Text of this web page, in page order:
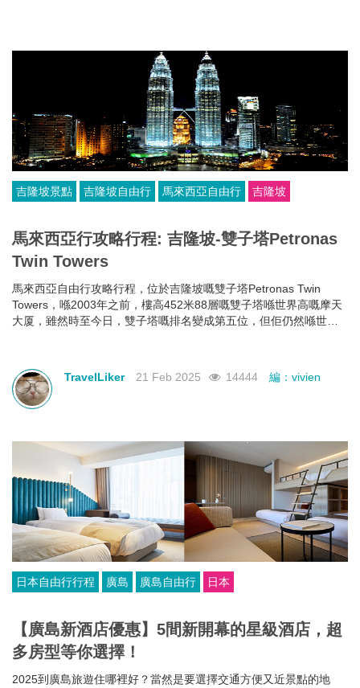
吉隆坡景點 吉隆坡自由行 馬來西亞自由行 吉隆坡
馬來西亞行攻略行程: 吉隆坡-雙子塔Petronas
Twin Towers
馬來西亞自由行攻略行程，位於吉隆坡嘅雙子塔Petronas Twin
Towers，喺2003年之前，樓高452米88層嘅雙子塔喺世界高嘅摩天
大厦，雖然時至今日，雙子塔嘅排名變成第五位，但佢仍然喺世界
TravelLiker 21 Feb 2025 14444 編：vivien
日本自由行行程 廣島 廣島自由行 日本
【廣島新酒店優惠】5間新開幕的星級酒店，超
多房型等你選擇！
2025到廣島旅遊住哪裡好？當然是要選擇交通方便又近景點的地